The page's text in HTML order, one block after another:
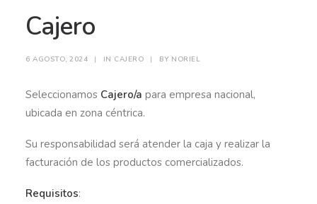
SERVICIOS
SOBRE NOSOTROS
Cajero
6 AGOSTO, 2024 | IN CAJERO | BY NORIEL
Seleccionamos Cajero/a para empresa nacional,
ubicada en zona céntrica.
Su responsabilidad será atender la caja y realizar la
facturación de los productos comercializados.
Requisitos: